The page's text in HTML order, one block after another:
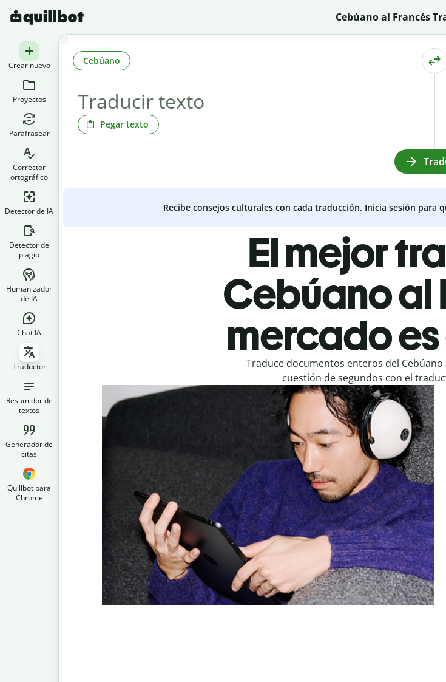
Cebúano al Francés
Crear nuevo
Proyectos
Parafrasear
Corrector
ortográfico
Detector de IA
Detector de
plagio
Humanizador
de IA
Chat IA
Traductor
Resumidor de
textos
Generador de
citas
Quillbot para
Chrome
Pegar texto
Cebúano
Recibe consejos culturales con cada traducción. Inicia sesión para
El mejor
Cebúano al
mercado
Traduce documentos enteros del Cebúano
cuestión de segundos con el